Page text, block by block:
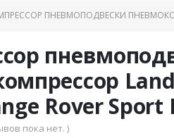
ПНЕВМОПОДВЕСКИ
Land
Rover Sport
пока нет. )